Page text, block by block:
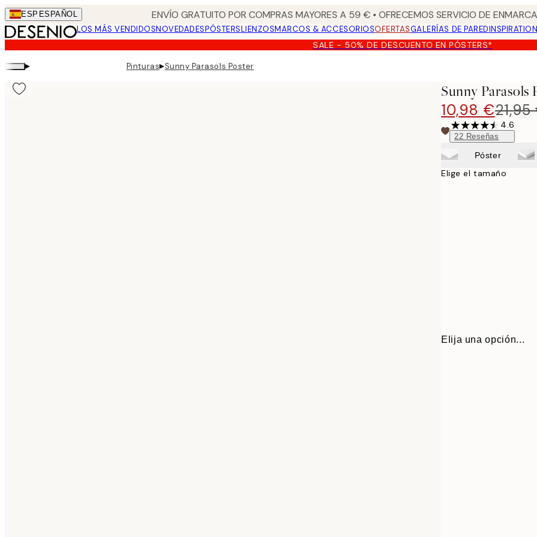
Skip
to
main
content.
ESP ESPAÑOL ENVÍO GRATUITO POR COMPRAS MAYORES A 59 € • OFRECEMOS SERVICIO DE
LOS MÁS VENDIDOSNOVEDADESPÓSTERSLIENZOSMARCOS & ACCESORIOSOFERTASGALERÍAS DE PARED
SALE - 50% DE DESCUENTO EN PÓSTERS*
▸ Pinturas▸Sunny Parasols Poster
Sunny Parasols
10,98 €
4.6
22 Reseñas
Póster
Elige el tamaño
Elija una opción...